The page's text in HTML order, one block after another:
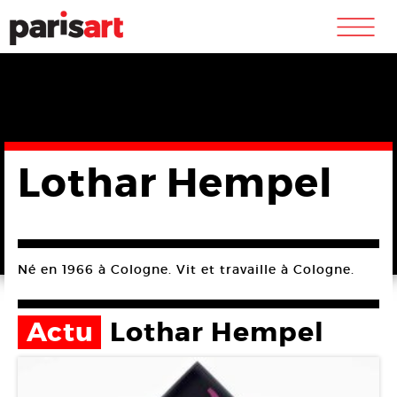
m
Lothar Hempel
Né en 1966 à Cologne. Vit et travaille à Cologne.
Actu Lothar Hempel